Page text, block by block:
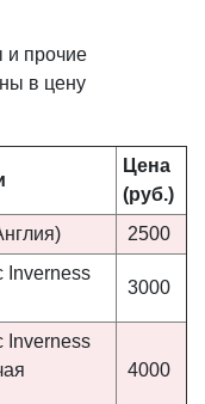
и прочие
в цену
Цена
(руб.)
2500
Inverness
3000
Inverness
4000